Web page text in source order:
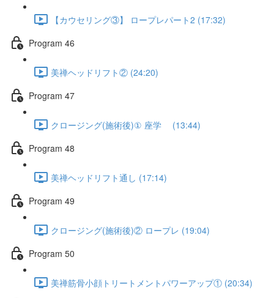
【カウセリング③】 ロープレパート2 (17:32)
Program 46
美禅ヘッドリフト② (24:20)
Program 47
クロージング(施術後)① 座学 (13:44)
Program 48
美禅ヘッドリフト通し (17:14)
Program 49
クロージング(施術後)② ロープレ (19:04)
Program 50
美禅筋骨小顔トリートメントパワーアップ① (20:34)